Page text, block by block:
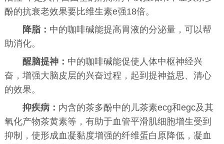
酚的抗衰老效果要比维生素e强18倍。
降脂： 中的咖啡碱能提高胃液的分泌量，可以帮
助消化。
醒脑提神： 中的咖啡碱能促使人体中枢神经兴
奋，增强大脑皮层的兴奋过程，起到提神益思、清心
的效果。
抑疾病： 内含的茶多酚中的儿茶素ecg和egc及其
氧化产物茶黄素等，有助于血管平滑肌细胞增生受到
抑制，使形成血凝黏度增强的纤维蛋白原降低，凝血